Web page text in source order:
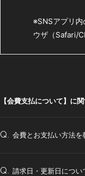
※SNSアプリ内
ウザ（Safari/
【会費支払について】に
Q. 会費とお支払い方法を
Q. 請求日・更新日につい